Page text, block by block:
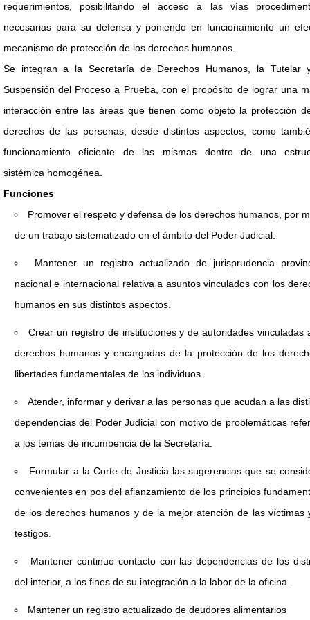
requerimientos, posibilitando el acceso a las vías
necesarias para su defensa y poniendo en funcionamiento un
mecanismo de protección de los derechos humanos.
Se integran a la Secretaría de Derechos Humanos, la Tutelar
Suspensión del Proceso a Prueba, con el propósito de lograr una
interacción entre las áreas que tienen como objeto la protección
derechos de las personas, desde distintos aspectos, como
funcionamiento eficiente de las mismas dentro de una
sistémica homogénea.
Funciones
Promover el respeto y defensa de los derechos humanos, por
de un trabajo sistematizado en el ámbito del Poder Judicial.
Mantener un registro actualizado de jurisprudencia
nacional e internacional relativa a asuntos vinculados con los
humanos en sus distintos aspectos.
Crear un registro de instituciones y de autoridades vinculadas
derechos humanos y encargadas de la protección de los
libertades fundamentales de los individuos.
Atender, informar y derivar a las personas que acudan a las
dependencias del Poder Judicial con motivo de problemáticas
a los temas de incumbencia de la Secretaría.
Formular a la Corte de Justicia las sugerencias que se
convenientes en pos del afianzamiento de los principios
de los derechos humanos y de la mejor atención de las víctimas
testigos.
Mantener continuo contacto con las dependencias de los
del interior, a los fines de su integración a la labor de la oficina.
Mantener un registro actualizado de deudores alimentarios